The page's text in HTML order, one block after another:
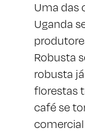
Uma das
Uganda
Robusta
robusta
florestas
café se